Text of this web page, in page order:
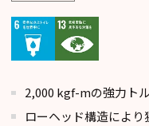
2,000 kgf-mの強力ト
ローヘッド構造によ